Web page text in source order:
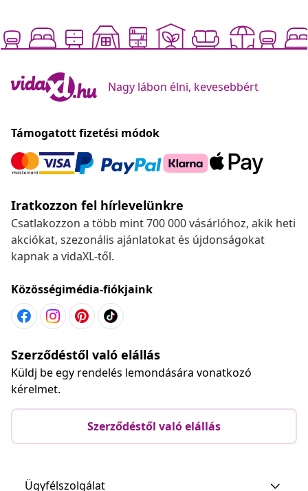
Nagy lábon élni, kevesebbért
Támogatott fizetési módok
Iratkozzon fel hírlevelünkre
Csatlakozzon a több mint 700 000 vásárlóhoz, akik heti
akciókat, szezonális ajánlatokat és újdonságokat
kapnak a vidaXL-től.
Közösségimédia-fiókjaink
Szerződéstől való elállás
Küldj be egy rendelés lemondására vonatkozó
kérelmet.
Szerződéstől való elállás
Ügyfélszolgálat